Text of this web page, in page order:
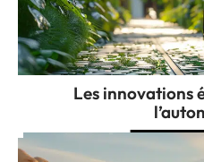
Les innovations